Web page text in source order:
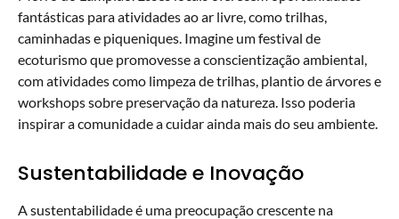
fantásticas para atividades ao ar livre, como trilhas,
caminhadas e piqueniques. Imagine um festival de
ecoturismo que promovesse a conscientização ambiental,
com atividades como limpeza de trilhas, plantio de árvores e
workshops sobre preservação da natureza. Isso poderia
inspirar a comunidade a cuidar ainda mais do seu ambiente.
Sustentabilidade e Inovação
A sustentabilidade é uma preocupação crescente na